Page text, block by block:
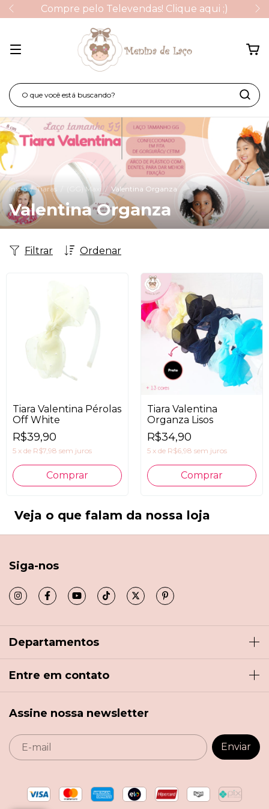
Compre pelo Televendas! Clique aqui ;)
Início / Tiaras (GG) Maxi / Valentina Organza
Valentina Organza
Ordenar
Filtrar
Tiara Valentina Pérolas
Off White
R$39,90
5 x de R$7,98 sem juros
Tiara Valentina
Organza Lisos
R$34,90
5 x de R$6,98 sem juros
Comprar
Veja o que falam da nossa loja
Siga-nos
Departamentos
Entre em contato
Assine nossa newsletter